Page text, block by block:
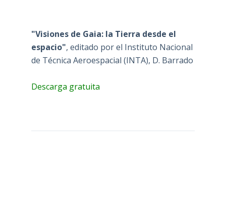
"Visiones de Gaia: la Tierra desde el
espacio", editado por el Instituto Nacional
de Técnica Aeroespacial (INTA), D. Barrado
Descarga gratuita